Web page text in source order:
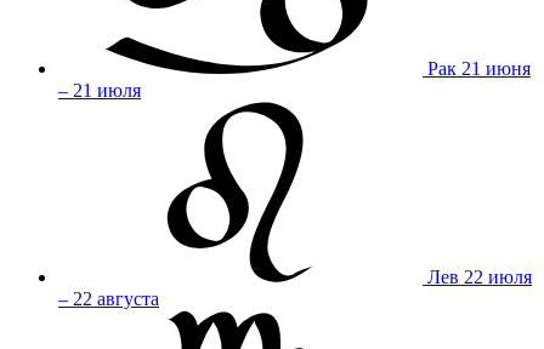
Рак 21 июня
– 21 июля
Лев 22 июля
– 22 августа